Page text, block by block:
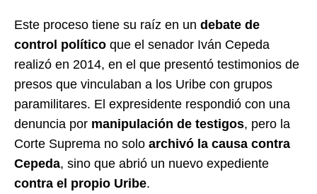
Este proceso tiene su raíz en un debate de
control político que el senador Iván Cepeda
realizó en 2014, en el que presentó testimonios de
presos que vinculaban a los Uribe con grupos
paramilitares. El expresidente respondió con una
denuncia por manipulación de testigos, pero la
Corte Suprema no solo archivó la causa contra
Cepeda, sino que abrió un nuevo expediente
contra el propio Uribe.